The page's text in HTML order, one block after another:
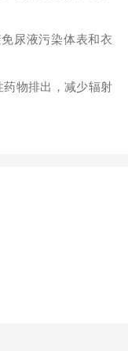
尿液污染体表和衣
物排出，减少辐射